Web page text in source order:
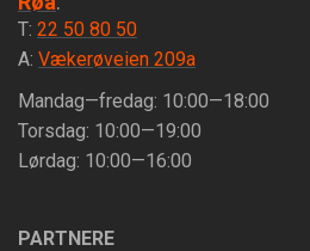
T: 22 50 80 50
A: Vækerøveien 209a
Mandag—fredag: 10:00—18:00
Torsdag: 10:00—19:00
Lørdag: 10:00—16:00
PARTNERE